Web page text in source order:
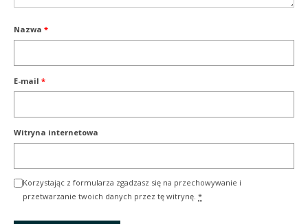
Nazwa *
E-mail *
Witryna internetowa
Korzystając z formularza zgadzasz się na przechowywanie i
przetwarzanie twoich danych przez tę witrynę. *